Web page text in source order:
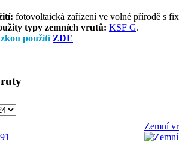
fotovoltaická zařízení ve volné přírodě s
typy zemních vrutů: KSF G.
použití ZDE
Zemní